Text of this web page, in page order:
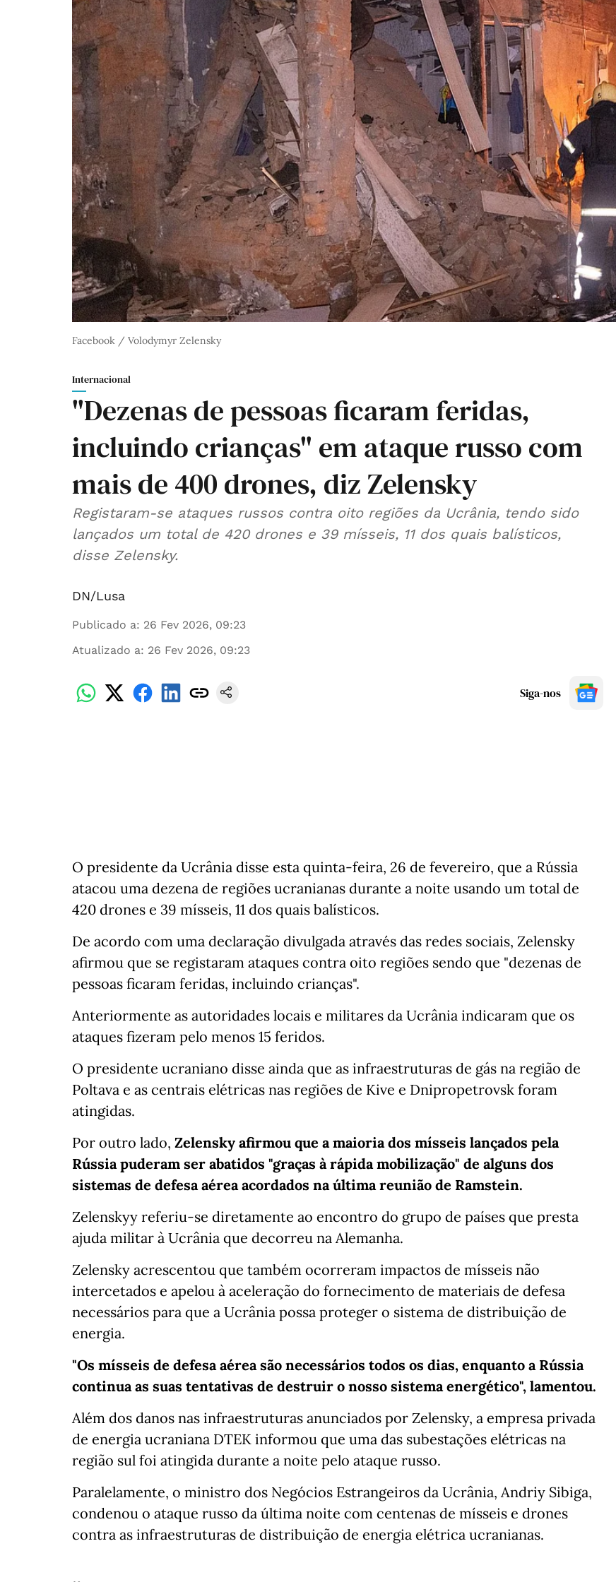
Facebook / Volodymyr Zelensky
Internacional
"Dezenas de pessoas ficaram feridas,
incluindo crianças" em ataque russo com
mais de 400 drones, diz Zelensky
Registaram-se ataques russos contra oito regiões da Ucrânia, tendo sido
lançados um total de 420 drones e 39 mísseis, 11 dos quais balísticos,
disse Zelensky.
DN/Lusa
Publicado a: 26 Fev 2026, 09:23
Atualizado a: 26 Fev 2026, 09:23
Siga-nos
O presidente da Ucrânia disse esta quinta-feira, 26 de fevereiro, que a Rússia
atacou uma dezena de regiões ucranianas durante a noite usando um total de
420 drones e 39 mísseis, 11 dos quais balísticos.
De acordo com uma declaração divulgada através das redes sociais, Zelensky
afirmou que se registaram ataques contra oito regiões sendo que "dezenas de
pessoas ficaram feridas, incluindo crianças".
Anteriormente as autoridades locais e militares da Ucrânia indicaram que os
ataques fizeram pelo menos 15 feridos.
O presidente ucraniano disse ainda que as infraestruturas de gás na região de
Poltava e as centrais elétricas nas regiões de Kive e Dnipropetrovsk foram
atingidas.
Por outro lado, Zelensky afirmou que a maioria dos mísseis lançados pela
Rússia puderam ser abatidos "graças à rápida mobilização" de alguns dos
sistemas de defesa aérea acordados na última reunião de Ramstein.
Zelenskyy referiu-se diretamente ao encontro do grupo de países que presta
ajuda militar à Ucrânia que decorreu na Alemanha.
Zelensky acrescentou que também ocorreram impactos de mísseis não
intercetados e apelou à aceleração do fornecimento de materiais de defesa
necessários para que a Ucrânia possa proteger o sistema de distribuição de
energia.
"Os mísseis de defesa aérea são necessários todos os dias, enquanto a Rússia
continua as suas tentativas de destruir o nosso sistema energético", lamentou.
Além dos danos nas infraestruturas anunciados por Zelensky, a empresa privada
de energia ucraniana DTEK informou que uma das subestações elétricas na
região sul foi atingida durante a noite pelo ataque russo.
Paralelamente, o ministro dos Negócios Estrangeiros da Ucrânia, Andriy Sibiga,
condenou o ataque russo da última noite com centenas de mísseis e drones
contra as infraestruturas de distribuição de energia elétrica ucranianas.